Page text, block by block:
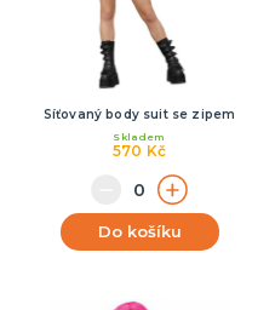
Síťovaný body suit se zipem
570 Kč
Skladem
Do košíku